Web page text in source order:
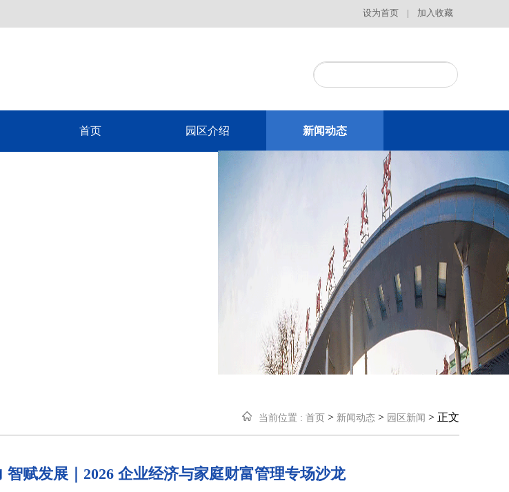
设为首页 | 加入收藏
首页 园区介绍 新闻动态
当前位置 : 首页 > 新闻动态 > 园区新闻 > 正文
智赋发展｜2026 企业经济与家庭财富管理专场沙龙